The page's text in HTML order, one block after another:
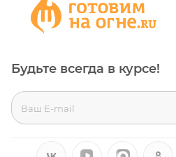
Будьте всегда в курсе!